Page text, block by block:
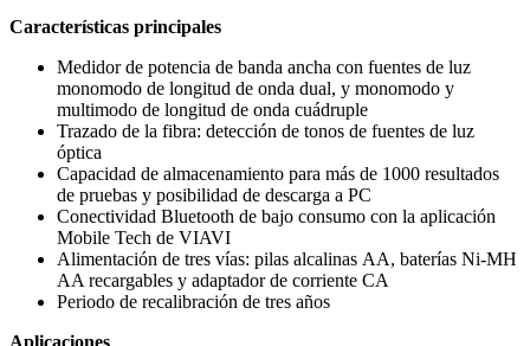
Características principales
Medidor de potencia de banda ancha con fuentes de luz
monomodo de longitud de onda dual, y monomodo y
multimodo de longitud de onda cuádruple
Trazado de la fibra: detección de tonos de fuentes de luz
óptica
Capacidad de almacenamiento para más de 1000 resultados
de pruebas y posibilidad de descarga a PC
Conectividad Bluetooth de bajo consumo con la aplicación
Mobile Tech de VIAVI
Alimentación de tres vías: pilas alcalinas AA, baterías Ni-MH
AA recargables y adaptador de corriente CA
Periodo de recalibración de tres años